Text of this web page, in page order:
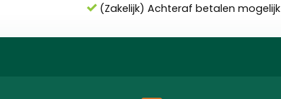
(Zakelijk) Achteraf betalen mogelijk